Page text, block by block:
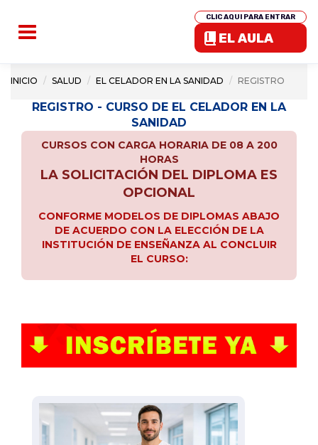
CLIC AQUI PARA ENTRAR
EL AULA
INICIO SALUD EL CELADOR EN LA SANIDAD REGISTRO
REGISTRO - CURSO DE EL CELADOR EN LA
SANIDAD
CURSOS CON CARGA HORARIA DE 08 A 200
HORAS
LA SOLICITACIÓN DEL DIPLOMA ES
OPCIONAL
CONFORME MODELOS DE DIPLOMAS ABAJO
DE ACUERDO CON LA ELECCIÓN DE LA
INSTITUCIÓN DE ENSEÑANZA AL CONCLUIR
EL CURSO: